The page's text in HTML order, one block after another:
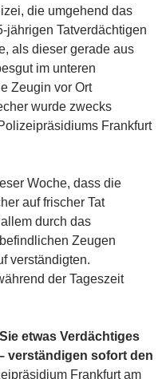
die umgehend das
jährigen Tatverdächtigen
als dieser gerade aus
im unteren
Zeugin vor Ort
wurde zwecks
Frankfurt
Woche, dass die
auf frischer Tat
durch das
Zeugen
verständigten.
der Tageszeit
etwas Verdächtiges
verständigen sofort den
Frankfurt am